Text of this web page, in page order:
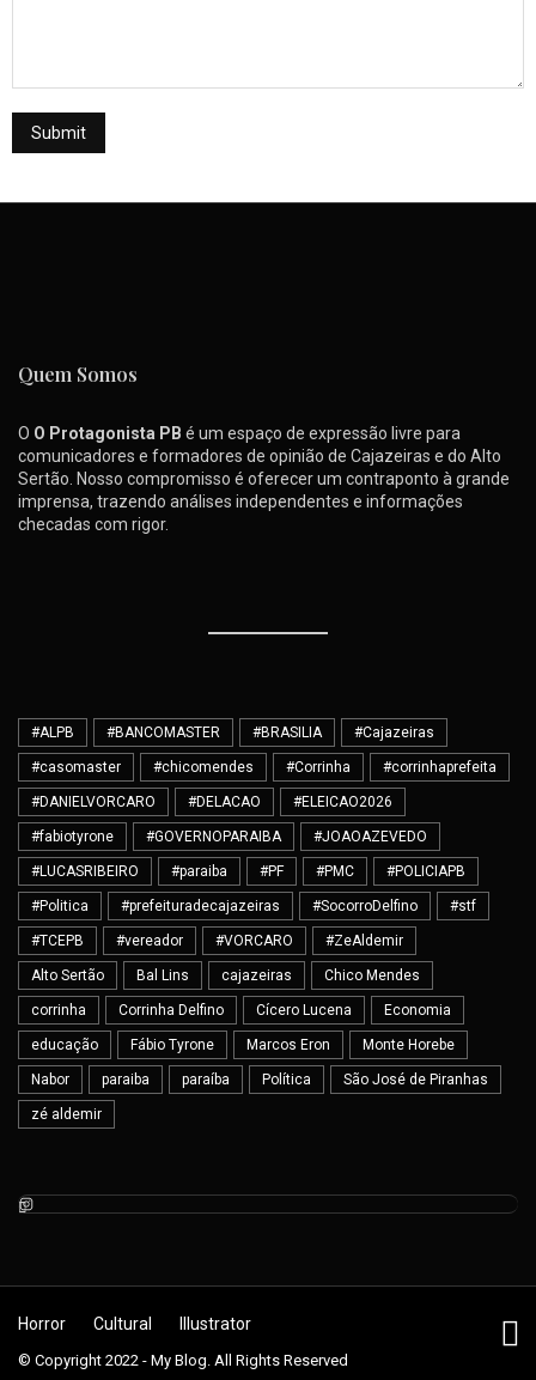
Quem Somos
O O Protagonista PB é um espaço de expressão livre para
comunicadores e formadores de opinião de Cajazeiras e do Alto
Sertão. Nosso compromisso é oferecer um contraponto à grande
imprensa, trazendo análises independentes e informações
checadas com rigor.
#ALPB #BANCOMASTER #BRASILIA #Cajazeiras
#casomaster #chicomendes #Corrinha #corrinhaprefeita
#DANIELVORCARO #DELACAO #ELEICAO2026
#fabiotyrone #GOVERNOPARAIBA #JOAOAZEVEDO
#LUCASRIBEIRO #paraiba #PF #PMC #POLICIAPB
#Politica #prefeituradecajazeiras #SocorroDelfino #stf
#TCEPB #vereador #VORCARO #ZeAldemir
Alto Sertão Bal Lins cajazeiras Chico Mendes
corrinha Corrinha Delfino Cícero Lucena Economia
educação Fábio Tyrone Marcos Eron Monte Horebe
Nabor paraiba paraíba Política São José de Piranhas
zé aldemir
Horror Cultural Illustrator
© Copyright 2022 - My Blog. All Rights Reserved